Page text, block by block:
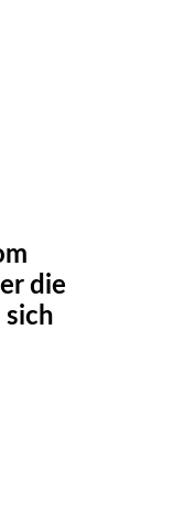
die